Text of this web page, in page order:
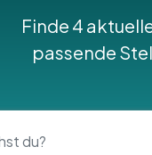
Finde 4
passende